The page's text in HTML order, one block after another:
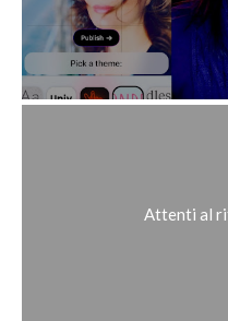
Attenti al